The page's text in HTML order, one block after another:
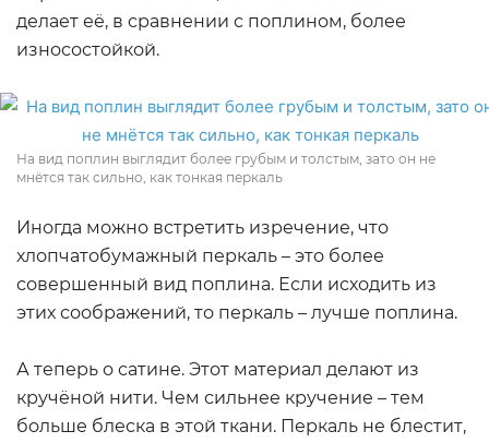
делает её, в сравнении с поплином, более
износостойкой.
На вид поплин выглядит более грубым и толстым, зато он не
мнётся так сильно, как тонкая перкаль
Иногда можно встретить изречение, что
хлопчатобумажный перкаль – это более
совершенный вид поплина. Если исходить из
этих соображений, то перкаль – лучше поплина.
А теперь о сатине. Этот материал делают из
кручёной нити. Чем сильнее кручение – тем
больше блеска в этой ткани. Перкаль не блестит,